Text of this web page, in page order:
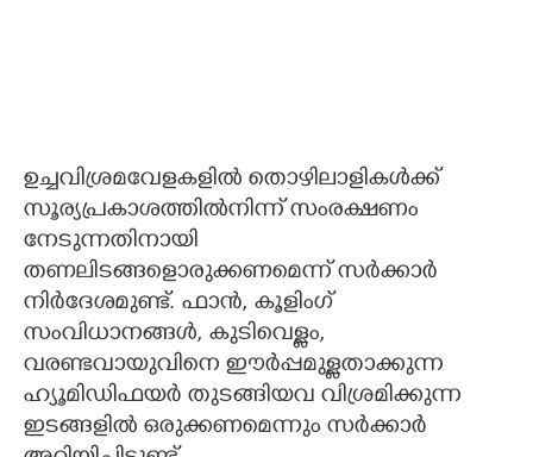
ഉച്ചവിശ്രമവേളകളിൽ തൊഴിലാളികൾക്ക്
സൂര്യപ്രകാശത്തിൽനിന്ന് സംരക്ഷണം
നേടുന്നതിനായി
തണലിടങ്ങളൊരുക്കണമെന്ന് സർക്കാർ
നിർദേശമുണ്ട്. ഫാൻ, കൂളിംഗ്
സംവിധാനങ്ങൾ, കുടിവെള്ളം,
വരണ്ടവായുവിനെ ഈർപ്പമുള്ളതാക്കുന്ന
ഹ്യൂമിഡിഫയർ തുടങ്ങിയവ വിശ്രമിക്കുന്ന
ഇടങ്ങളിൽ ഒരുക്കണമെന്നും സർക്കാർ